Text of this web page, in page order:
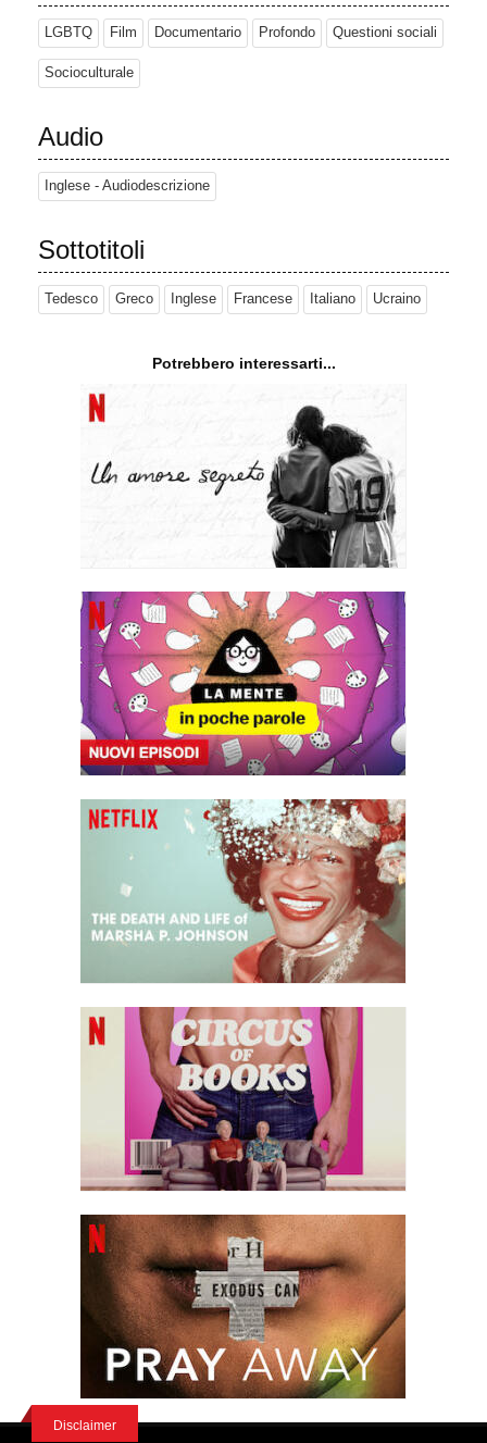
LGBTQ Film Documentario Profondo Questioni sociali
Socioculturale
Audio
Inglese - Audiodescrizione
Sottotitoli
Tedesco Greco Inglese Francese Italiano Ucraino
Potrebbero interessarti...
Disclaimer